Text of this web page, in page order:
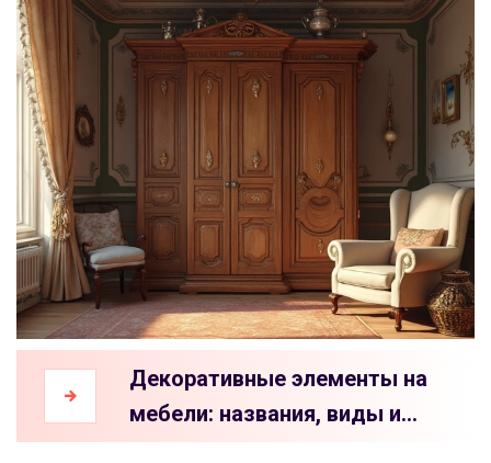
Декоративные элементы на
мебели: названия, виды и
применение